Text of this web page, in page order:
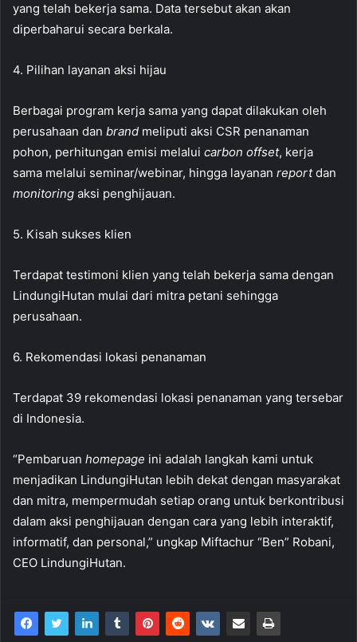
yang telah bekerja sama. Data tersebut akan akan
diperbaharui secara berkala.
4. Pilihan layanan aksi hijau
Berbagai program kerja sama yang dapat dilakukan oleh
perusahaan dan brand meliputi aksi CSR penanaman
pohon, perhitungan emisi melalui carbon offset, kerja
sama melalui seminar/webinar, hingga layanan reportdan
monitoring aksi penghijauan.
5. Kisah sukses klien
Terdapat testimoni klien yang telah bekerja sama dengan
LindungiHutan mulai dari mitra petani sehingga
perusahaan.
6. Rekomendasi lokasi penanaman
Terdapat 39 rekomendasi lokasi penanaman yang tersebar
di Indonesia.
“Pembaruan homepage ini adalah langkah kami untuk
menjadikan LindungiHutan lebih dekat dengan masyarakat
dan mitra, mempermudah setiap orang untuk berkontribusi
dalam aksi penghijauan dengan cara yang lebih interaktif,
informatif, dan personal,” ungkap Miftachur “Ben” Robani,
CEO LindungiHutan.